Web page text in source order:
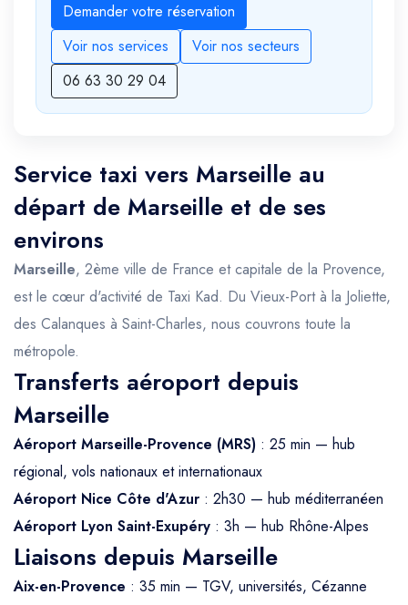
Demander votre réservation
Voir nos services
Voir nos secteurs
06 63 30 29 04
Service taxi vers Marseille au
départ de Marseille et de ses
environs
Marseille, 2ème ville de France et capitale de la Provence,
est le cœur d'activité de Taxi Kad. Du Vieux-Port à la Joliette,
des Calanques à Saint-Charles, nous couvrons toute la
métropole.
Transferts aéroport depuis
Marseille
Aéroport Marseille-Provence (MRS) : 25 min — hub
régional, vols nationaux et internationaux
Aéroport Nice Côte d'Azur : 2h30 — hub méditerranéen
Aéroport Lyon Saint-Exupéry : 3h — hub Rhône-Alpes
Liaisons depuis Marseille
Aix-en-Provence : 35 min — TGV, universités, Cézanne